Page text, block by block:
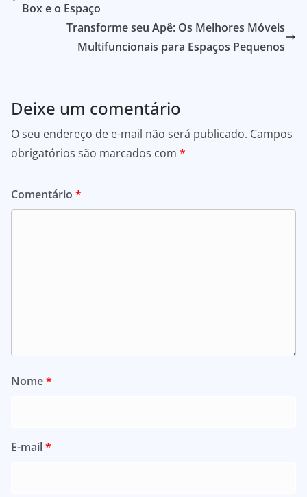
Box e o Espaço
Transforme seu Apê: Os Melhores Móveis
Multifuncionais para Espaços Pequenos
Deixe um comentário
O seu endereço de e-mail não será publicado. Campos
obrigatórios são marcados com *
Comentário *
Nome*
E-mail*